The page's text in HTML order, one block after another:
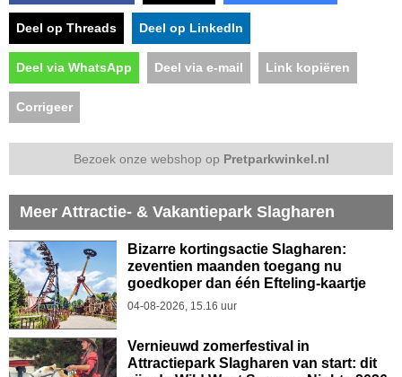
Deel op Threads Deel op LinkedIn
Deel via WhatsApp Deel via e-mail Link kopiëren
Corrigeer
Bezoek onze webshop op Pretparkwinkel.nl
Meer Attractie- & Vakantiepark Slagharen
Bizarre kortingsactie Slagharen:
zeventien maanden toegang nu
goedkoper dan één Efteling-kaartje
04-08-2026, 15.16 uur
Vernieuwd zomerfestival in
Attractiepark Slagharen van start: dit